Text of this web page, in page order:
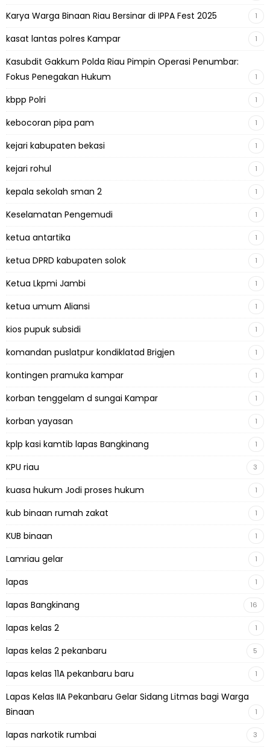
Karya Warga Binaan Riau Bersinar di IPPA Fest 2025 1
kasat lantas polres Kampar 1
Kasubdit Gakkum Polda Riau Pimpin Operasi Penumbar:
Fokus Penegakan Hukum
1
kbpp Polri 1
kebocoran pipa pam 1
kejari kabupaten bekasi 1
kejari rohul 1
kepala sekolah sman 2 1
Keselamatan Pengemudi 1
ketua antartika 1
ketua DPRD kabupaten solok 1
Ketua Lkpmi Jambi 1
ketua umum Aliansi 1
kios pupuk subsidi 1
komandan puslatpur kondiklatad Brigjen 1
kontingen pramuka kampar 1
korban tenggelam d sungai Kampar 1
korban yayasan 1
kplp kasi kamtib lapas Bangkinang 1
KPU riau 3
kuasa hukum Jodi proses hukum 1
kub binaan rumah zakat 1
KUB binaan 1
Lamriau gelar 1
lapas 1
lapas Bangkinang 16
lapas kelas 2 1
lapas kelas 2 pekanbaru 5
lapas kelas 11A pekanbaru baru 1
Lapas Kelas IIA Pekanbaru Gelar Sidang Litmas bagi Warga
Binaan
1
lapas narkotik rumbai 3